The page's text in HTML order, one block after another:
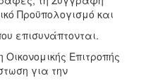
Προϋπολογισμό και
επισυνάπτονται.
Επιτροπής
για την